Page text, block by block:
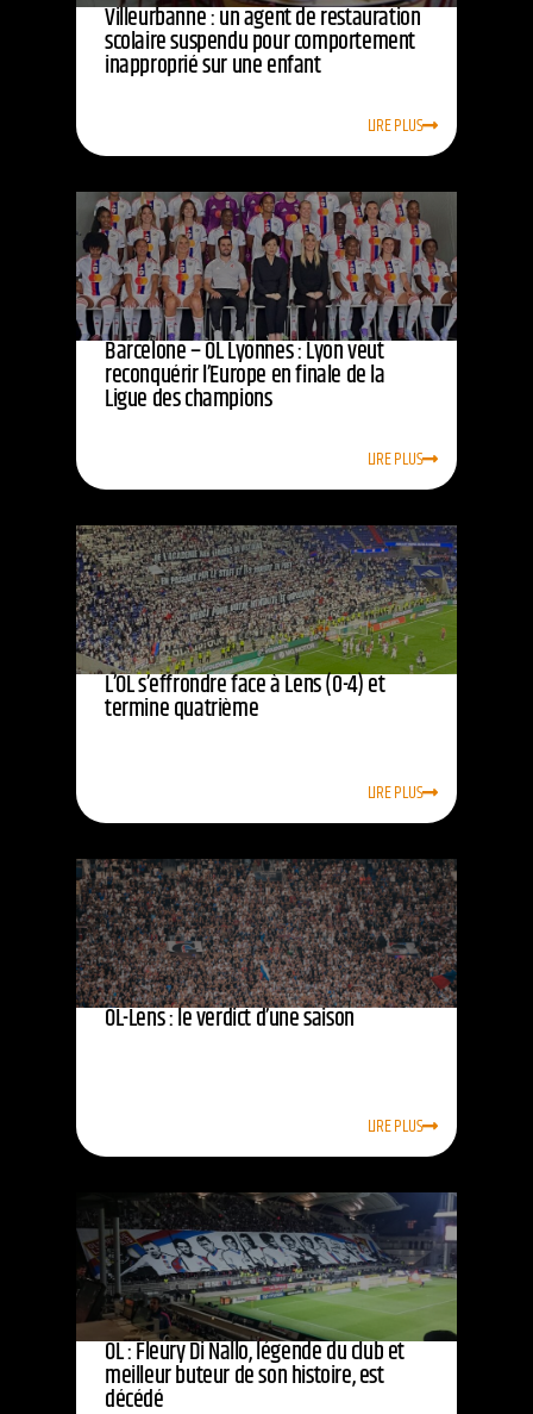
Villeurbanne : un agent de restauration
scolaire suspendu pour comportement
inapproprié sur une enfant
LIRE PLUS
Barcelone – OL Lyonnes : Lyon veut
reconquérir l’Europe en finale de la
Ligue des champions
LIRE PLUS
L’OL s’effrondre face à Lens (0-4) et
termine quatrième
LIRE PLUS
OL-Lens : le verdict d’une saison
LIRE PLUS
OL : Fleury Di Nallo, légende du club et
meilleur buteur de son histoire, est
décédé